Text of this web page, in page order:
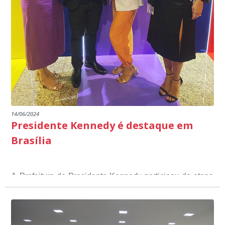
14/06/2024
Presidente Kennedy é destaque em
Brasília
A Prefeitura de Presidente Kennedy participou da etapa
nacional do 12º Prêmio Sebrae Prefeitura
Empreendedora, que visou valorizar e destacar o papel
dos gestores públicos comprometidos com o